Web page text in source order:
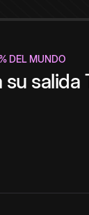
DEL MUNDO
salida